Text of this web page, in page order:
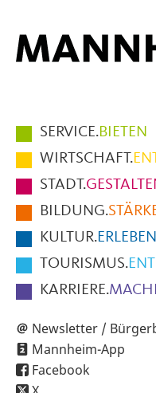
Hauptmenüpunkte
im
Fußbereich
der
Seite
SERVICE.BIETEN
WIRTSCHAFT.
STADT.
BILDUNG.
KULTUR.ERLEBEN
TOURISMUS.
KARRIERE.
Newsletter /
Mannheim-App
Facebook